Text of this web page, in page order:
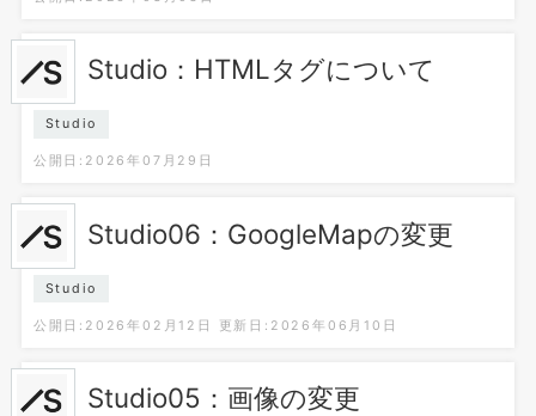
Studio：HTMLタグについて
Studio
公開日:2026年07月29日
Studio06：GoogleMapの変更
Studio
公開日:2026年02月12日 更新日:2026年06月10日
Studio05：画像の変更